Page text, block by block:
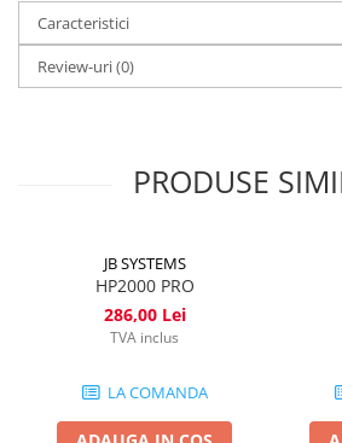
Caracteristici
Review-uri(0)
PRODUSE
JB SYSTEMS
HP2000 PRO
286,00 Lei
TVA inclus
LA COMANDA